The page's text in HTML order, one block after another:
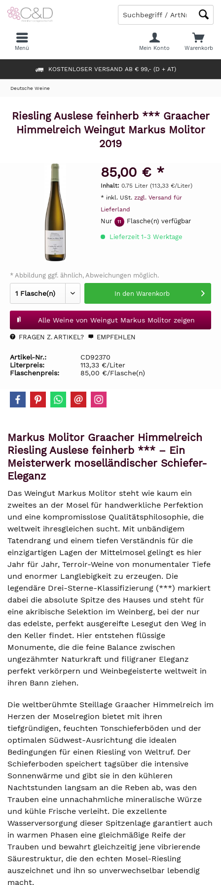
KOSTENLOSER VERSAND AB € 99,- (D + AT)
Warenkorb
Mein Konto
Menü
Deutsche Weine
Riesling Auslese feinherb *** Graacher
Himmelreich Weingut Markus Molitor
2019
85,00 € *
Inhalt: 0.75 Liter (113,33 €/Liter)
* inkl. USt. zzgl. Versand für
Lieferland
Nur 11 Flasche(n) verfügbar
Lieferzeit 1-3 Werktage
* Abbildung ggf. ähnlich, Abweichungen möglich.
In den Warenkorb
Alle Weine von Weingut Markus Molitor zeigen
FRAGEN Z. ARTIKEL? EMPFEHLEN
Artikel-Nr.:
CD92370
Literpreis:
113,33 €/Liter
Flaschenpreis:
85,00 €/Flasche(n)
Markus Molitor Graacher Himmelreich
Riesling Auslese feinherb *** – Ein
Meisterwerk moselländischer Schiefer-
Eleganz
Das Weingut Markus Molitor steht wie kaum ein
zweites an der Mosel für handwerkliche Perfektion
und eine kompromisslose Qualitätsphilosophie, die
weltweit ihresgleichen sucht. Mit unbändigem
Tatendrang und einem tiefen Verständnis für die
einzigartigen Lagen der Mittelmosel gelingt es hier
Jahr für Jahr, Terroir-Weine von monumentaler Tiefe
und enormer Langlebigkeit zu erzeugen. Die
legendäre Drei-Sterne-Klassifizierung (***) markiert
dabei die absolute Spitze des Hauses und steht für
eine akribische Selektion im Weinberg, bei der nur
das edelste, perfekt ausgereifte Lesegut den Weg in
den Keller findet. Hier entstehen flüssige
Monumente, die die feine Balance zwischen
ungezähmter Naturkraft und filigraner Eleganz
perfekt verkörpern und Weinbegeisterte weltweit in
ihren Bann ziehen.
Die weltberühmte Steillage Graacher Himmelreich im
Herzen der Moselregion bietet mit ihren
tiefgründigen, feuchten Tonschieferböden und der
optimalen Südwest-Ausrichtung die idealen
Bedingungen für einen Riesling von Weltruf. Der
Schieferboden speichert tagsüber die intensive
Sonnenwärme und gibt sie in den kühleren
Nachtstunden langsam an die Reben ab, was den
Trauben eine unnachahmliche mineralische Würze
und kühle Frische verleiht. Die exzellente
Wasserversorgung dieser Spitzenlage garantiert auch
in warmen Phasen eine gleichmäßige Reife der
Trauben und bewahrt gleichzeitig jene vibrierende
Säurestruktur, die den echten Mosel-Riesling
auszeichnet und ihn so unverwechselbar lebendig
macht.